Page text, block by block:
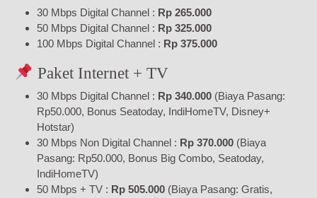
30 Mbps Digital Channel : Rp 265.000
50 Mbps Digital Channel : Rp 325.000
100 Mbps Digital Channel : Rp 375.000
Paket Internet + TV
30 Mbps Digital Channel : Rp 340.000 (Biaya Pasang:
Rp50.000, Bonus Seatoday, IndiHomeTV, Disney+
Hotstar)
30 Mbps Non Digital Channel : Rp 370.000 (Biaya
Pasang: Rp50.000, Bonus Big Combo, Seatoday,
IndiHomeTV)
50 Mbps + TV : Rp 505.000 (Biaya Pasang: Gratis,